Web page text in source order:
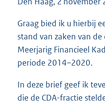
Graag bied ik u hierbij
stand van zaken van
Meerjarig Financieel
periode 2014–2020.
In deze brief geef ik
die de CDA-fractie